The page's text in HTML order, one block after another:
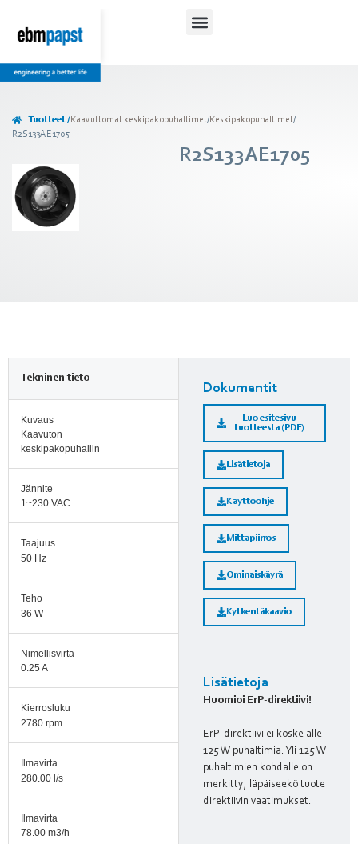
Tuotteet /Kaavuttomat keskipakopuhaltimet/Keskipakopuhaltimet/
R2S133AE1705
R2S133AE1705
Tekninen tieto
Kuvaus
Kaavuton
keskipakopuhallin
Jännite
1~230 VAC
Taajuus
50 Hz
Teho
36 W
Nimellisvirta
0.25 A
Kierrosluku
2780 rpm
Ilmavirta
280.00 l/s
Ilmavirta
78.00 m3/h
Dokumentit
Luo esitesivu
tuotteesta (PDF)
Lisätietoja
Käyttöohje
Mittapiirros
Ominaiskäyrä
Kytkentäkaavio
Lisätietoja
Huomioi ErP-direktiivi!
ErP-direktiivi ei koske alle
125 W puhaltimia. Yli 125 W
puhaltimien kohdalle on
merkitty, läpäiseekö tuote
direktiivin vaatimukset.